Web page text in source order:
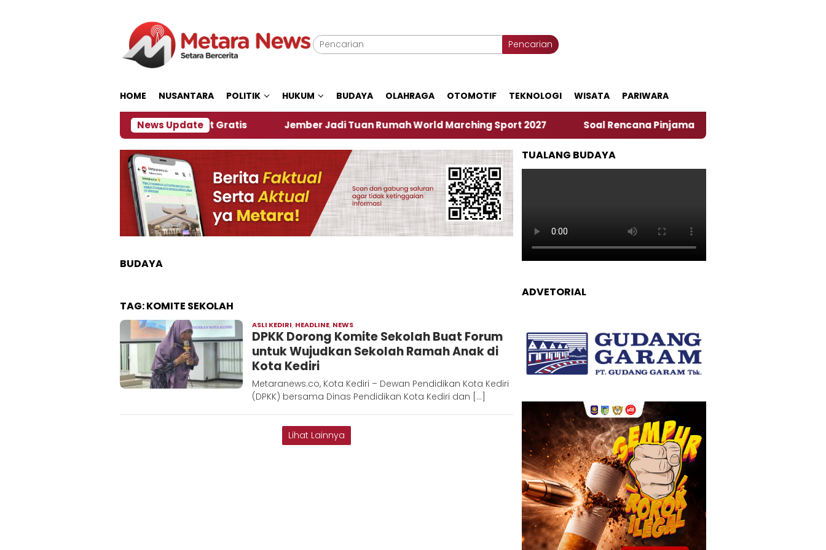
Pencarian
HOME NUSANTARA POLITIK HUKUM BUDAYA OLAHRAGA OTOMOTIF TEKNOLOGI WISATA PARIWARA
News Update
Panitia Siapkan Kopi dan Pijat Gratis Jember Jadi Tuan Rumah World Marching Sport 2027 ‎Soal Rencana Pinjaman Daerah Pemkab Jember, Ini Kata
BUDAYA
TAG:KOMITE SEKOLAH
ASLI KEDIRI, HEADLINE, NEWS
Hadi
DPKK Dorong Komite Sekolah Buat Forum
untuk Wujudkan Sekolah Ramah Anak di
Kota Kediri
Metaranews.co, Kota Kediri – Dewan Pendidikan Kota Kediri
(DPKK) bersama Dinas Pendidikan Kota Kediri dan […]
Lihat Lainnya
TUALANG BUDAYA
ADVETORIAL